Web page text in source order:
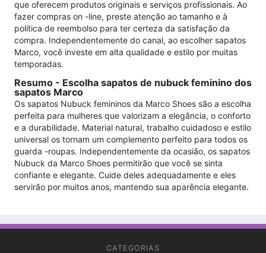
que oferecem produtos originais e serviços profissionais. Ao
fazer compras on -line, preste atenção ao tamanho e à
política de reembolso para ter certeza da satisfação da
compra. Independentemente do canal, ao escolher sapatos
Marco, você investe em alta qualidade e estilo por muitas
temporadas.
Resumo - Escolha sapatos de nubuck feminino dos
sapatos Marco
Os sapatos Nubuck femininos da Marco Shoes são a escolha
perfeita para mulheres que valorizam a elegância, o conforto
e a durabilidade. Material natural, trabalho cuidadoso e estilo
universal os tornam um complemento perfeito para todos os
guarda -roupas. Independentemente da ocasião, os sapatos
Nubuck da Marco Shoes permitirão que você se sinta
confiante e elegante. Cuide deles adequadamente e eles
servirão por muitos anos, mantendo sua aparência elegante.
CATEGORIAS